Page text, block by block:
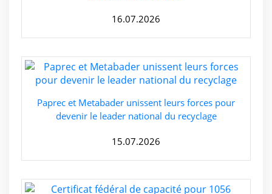
16.07.2026
Paprec et Metabader unissent leurs forces pour
devenir le leader national du recyclage
15.07.2026